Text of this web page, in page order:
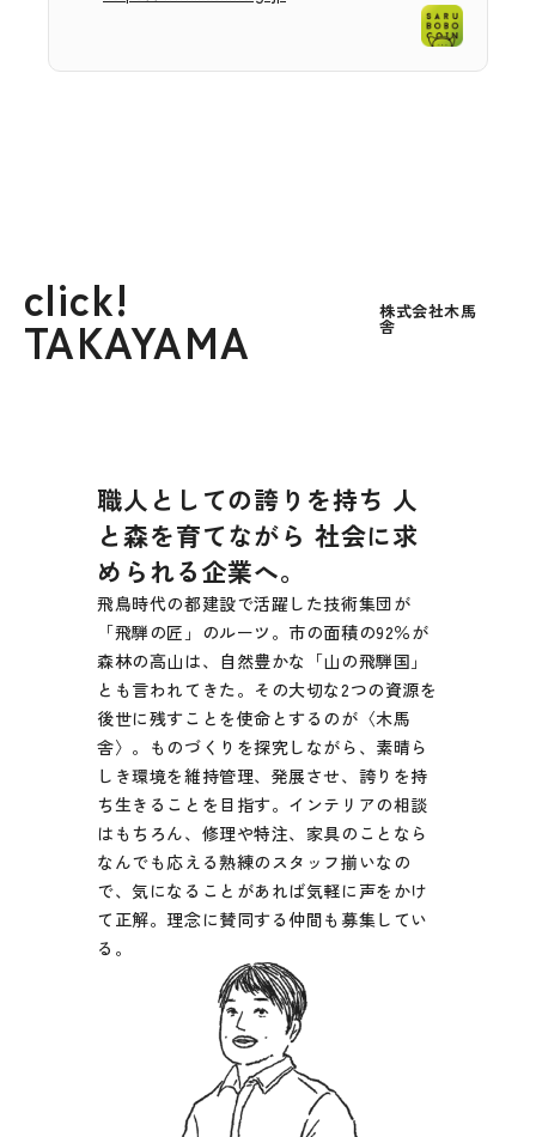
click!
TAKAYAMA 株式会社木馬
舎
職人としての誇りを持ち 人
と森を育てながら 社会に求
められる企業へ。
飛鳥時代の都建設で活躍した技術集団が
「飛騨の匠」のルーツ。市の面積の92％が
森林の高山は、自然豊かな「山の飛騨国」
とも言われてきた。その大切な2つの資源を
後世に残すことを使命とするのが〈木馬
舎〉。ものづくりを探究しながら、素晴ら
しき環境を維持管理、発展させ、誇りを持
ち生きることを目指す。インテリアの相談
はもちろん、修理や特注、家具のことなら
なんでも応える熟練のスタッフ揃いなの
で、気になることがあれば気軽に声をかけ
て正解。理念に賛同する仲間も募集してい
る。